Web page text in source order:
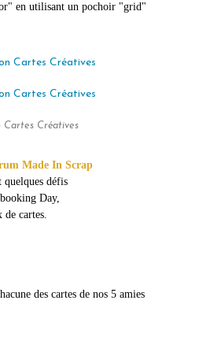
en utilisant un pochoir "grid"
Cartes Créatives
Made In Scrap
quelques défis
Day,
cartes.
des cartes de nos 5 amies